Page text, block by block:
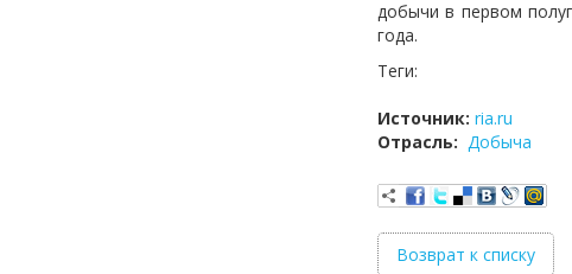
добычи в первом
года.
Теги:
Источник: ria.ru
Отрасль: Добыча
Возврат к списку